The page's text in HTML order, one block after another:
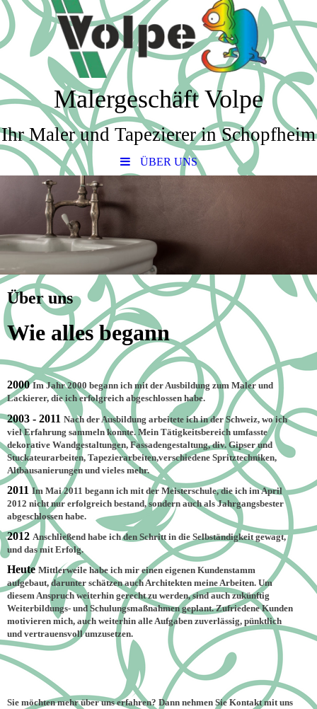
Malergeschäft Volpe
Ihr Maler und Tapezierer in Schopfheim
ÜBER UNS
Über uns
Wie alles begann
2000Im Jahr 2000 begann ich mit der Ausbildung zum Maler und
Lackierer, die ich erfolgreich abgeschlossen habe.
2003 - 2011 Nach der Ausbildung arbeitete ich in der Schweiz, wo ich
viel Erfahrung sammeln konnte. Mein Tätigkeitsbereich umfasste
dekorative Wandgestaltungen, Fassadengestaltung, div. Gipser und
Stuckateurarbeiten, Tapezierarbeiten,verschiedene Spritztechniken,
Altbausanierungen und vieles mehr.
2011Im Mai 2011 begann ich mit der Meisterschule, die ich im April
2012 nicht nur erfolgreich bestand, sondern auch als Jahrgangsbester
abgeschlossen habe.
2012 Anschließend habe ich den Schritt in die Selbständigkeit gewagt,
und das mit Erfolg.
Heute Mittlerweile habe ich mir einen eigenen Kundenstamm
aufgebaut, darunter schätzen auch Architekten meine Arbeiten. Um
diesem Anspruch weiterhin gerecht zu werden, sind auch zukünftig
Weiterbildungs- und Schulungsmaßnahmen geplant. Zufriedene Kunden
motivieren mich, auch weiterhin alle Aufgaben zuverlässig, pünktlich
und vertrauensvoll umzusetzen.
Sie möchten mehr über uns erfahren? Dann nehmen Sie Kontakt mit uns